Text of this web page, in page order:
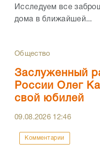
Исследуем все
дома в ближайшей...
Общество
Заслуженный
России Олег
свой юбилей
09.08.2026 12:46
Комментарии